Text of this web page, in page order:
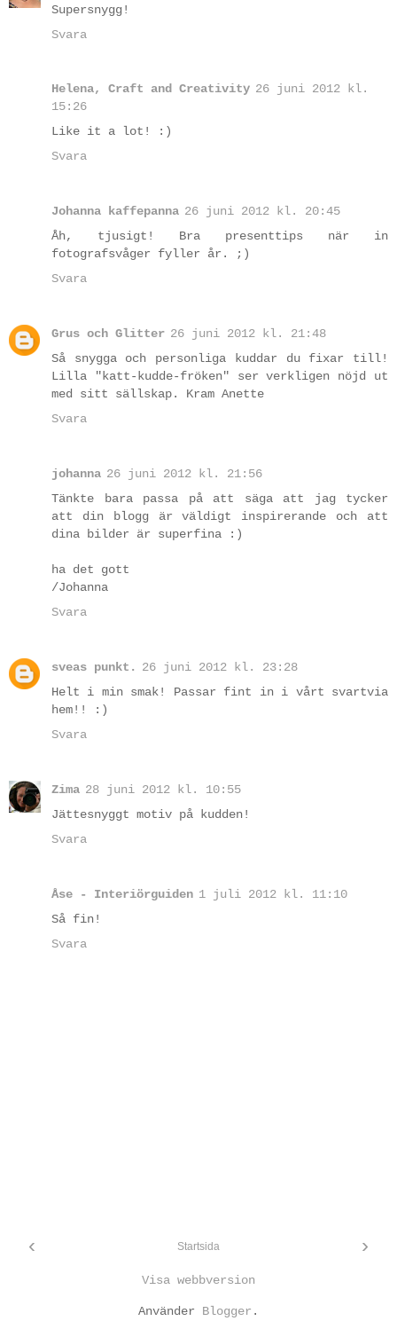
Supersnygg!
Svara
Helena, Craft and Creativity 26 juni 2012 kl.
15:26
Like it a lot! :)
Svara
Johanna kaffepanna 26 juni 2012 kl. 20:45
Åh, tjusigt! Bra presenttips när in
fotografsvåger fyller år. ;)
Svara
Grus och Glitter 26 juni 2012 kl. 21:48
Så snygga och personliga kuddar du fixar till!
Lilla "katt-kudde-fröken" ser verkligen nöjd ut
med sitt sällskap. Kram Anette
Svara
johanna 26 juni 2012 kl. 21:56
Tänkte bara passa på att säga att jag tycker
att din blogg är väldigt inspirerande och att
dina bilder är superfina :)
ha det gott
/Johanna
Svara
sveas punkt.
26 juni 2012 kl. 23:28
Helt i min smak! Passar fint in i vårt svartvia
hem!! :)
Svara
Zima 28 juni 2012 kl. 10:55
Jättesnyggt motiv på kudden!
Svara
Åse - Interiörguiden 1 juli 2012 kl. 11:10
Så fin!
Svara
‹ ›
Startsida
Visa webbversion
Använder Blogger .